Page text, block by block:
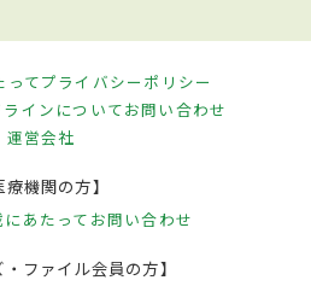
ってプライバシーポリシー
インについてお問い合わせ
運営会社
療機関の方】
あたって お問い合わせ
・ファイル会員の方】